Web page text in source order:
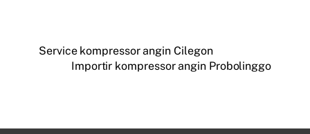
Service kompressor angin Cilegon
Importir kompressor angin Probolinggo